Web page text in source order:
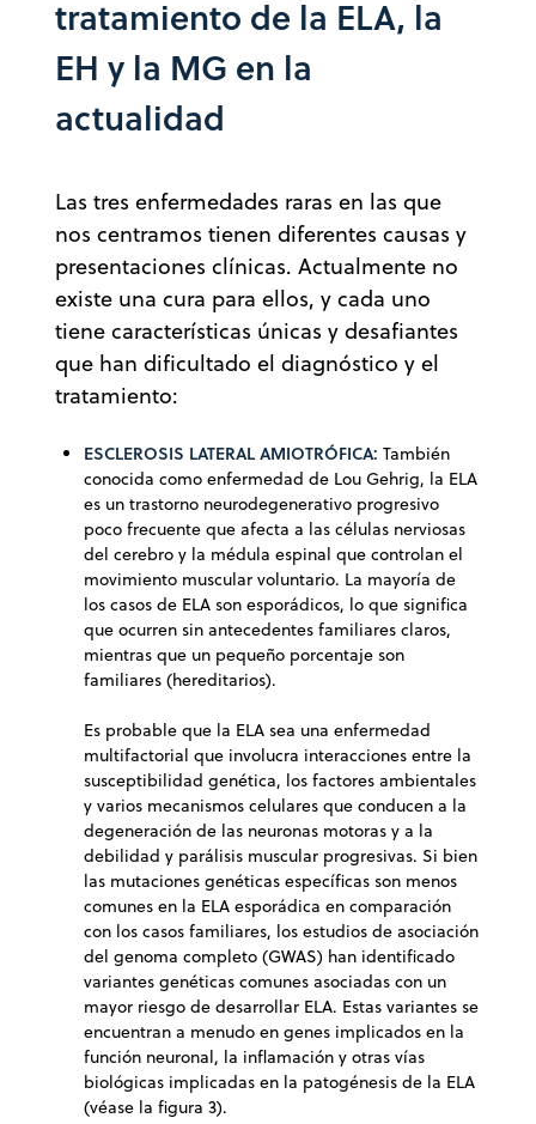
tratamiento de la ELA, la
EH y la MG en la
actualidad
Las tres enfermedades raras en las que
nos centramos tienen diferentes causas y
presentaciones clínicas. Actualmente no
existe una cura para ellos, y cada uno
tiene características únicas y desafiantes
que han dificultado el diagnóstico y el
tratamiento:
ESCLEROSIS LATERAL AMIOTRÓFICA: También
conocida como enfermedad de Lou Gehrig, la ELA
es un trastorno neurodegenerativo progresivo
poco frecuente que afecta a las células nerviosas
del cerebro y la médula espinal que controlan el
movimiento muscular voluntario. La mayoría de
los casos de ELA son esporádicos, lo que significa
que ocurren sin antecedentes familiares claros,
mientras que un pequeño porcentaje son
familiares (hereditarios).
Es probable que la ELA sea una enfermedad
multifactorial que involucra interacciones entre la
susceptibilidad genética, los factores ambientales
y varios mecanismos celulares que conducen a la
degeneración de las neuronas motoras y a la
debilidad y parálisis muscular progresivas. Si bien
las mutaciones genéticas específicas son menos
comunes en la ELA esporádica en comparación
con los casos familiares, los estudios de asociación
del genoma completo (GWAS) han identificado
variantes genéticas comunes asociadas con un
mayor riesgo de desarrollar ELA. Estas variantes se
encuentran a menudo en genes implicados en la
función neuronal, la inflamación y otras vías
biológicas implicadas en la patogénesis de la ELA
(véase la figura 3).